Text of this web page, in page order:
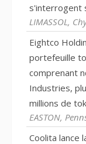
s'interrogent
LIMASSOL,
Eightco
portefeuille
comprenant
Industries,
millions de
EASTON,
Coolita lance